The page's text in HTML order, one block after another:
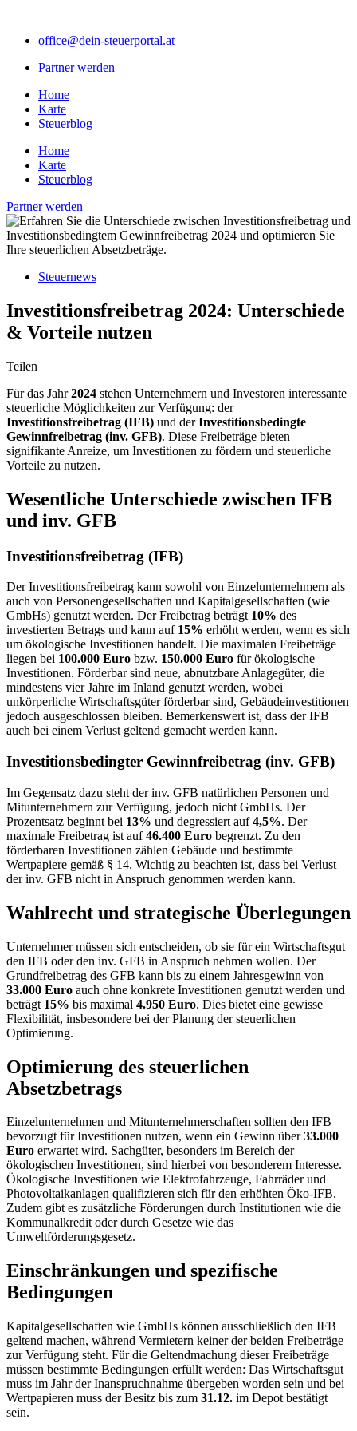
springenoffice@dein-steuerportal.at
Partner werden
Home
Karte
Steuerblog
Home
Karte
Steuerblog
Partner werden
Steuernews
Investitionsfreibetrag 2024: Unterschiede
& Vorteile nutzen
Teilen
Für das Jahr2024 stehen Unternehmern und Investoren interessante
steuerliche Möglichkeiten zur Verfügung: der
Investitionsfreibetrag (IFB) und derInvestitionsbedingte
Gewinnfreibetrag (inv. GFB). Diese Freibeträge bieten
signifikante Anreize, um Investitionen zu fördern und steuerliche
Vorteile zu nutzen.
Wesentliche Unterschiede zwischen IFB
und inv. GFB
Investitionsfreibetrag (IFB)
Der Investitionsfreibetrag kann sowohl von Einzelunternehmern als
auch von Personengesellschaften und Kapitalgesellschaften (wie
GmbHs) genutzt werden. Der Freibetrag beträgt 10% des
investierten Betrags und kann auf 15% erhöht werden, wenn es sich
um ökologische Investitionen handelt. Die maximalen Freibeträge
liegen bei 100.000 Euro bzw. 150.000 Euro für ökologische
Investitionen. Förderbar sind neue, abnutzbare Anlagegüter, die
mindestens vier Jahre im Inland genutzt werden, wobei
unkörperliche Wirtschaftsgüter förderbar sind, Gebäudeinvestitionen
jedoch ausgeschlossen bleiben. Bemerkenswert ist, dass der IFB
auch bei einem Verlust geltend gemacht werden kann.
Investitionsbedingter Gewinnfreibetrag (inv. GFB)
Im Gegensatz dazu steht der inv. GFB natürlichen Personen und
Mitunternehmern zur Verfügung, jedoch nicht GmbHs. Der
Prozentsatz beginnt bei 13% und degressiert auf4,5%. Der
maximale Freibetrag ist auf46.400 Euro begrenzt. Zu den
förderbaren Investitionen zählen Gebäude und bestimmte
Wertpapiere gemäß § 14. Wichtig zu beachten ist, dass bei Verlust
der inv. GFB nicht in Anspruch genommen werden kann.
Wahlrecht und strategische Überlegungen
Unternehmer müssen sich entscheiden, ob sie für ein Wirtschaftsgut
den IFB oder den inv. GFB in Anspruch nehmen wollen. Der
Grundfreibetrag des GFB kann bis zu einem Jahresgewinn von
33.000 Euro auch ohne konkrete Investitionen genutzt werden und
beträgt 15% bis maximal 4.950 Euro. Dies bietet eine gewisse
Flexibilität, insbesondere bei der Planung der steuerlichen
Optimierung.
Optimierung des steuerlichen
Absetzbetrags
Einzelunternehmen und Mitunternehmerschaften sollten den IFB
bevorzugt für Investitionen nutzen, wenn ein Gewinn über33.000
Euro erwartet wird. Sachgüter, besonders im Bereich der
ökologischen Investitionen, sind hierbei von besonderem Interesse.
Ökologische Investitionen wie Elektrofahrzeuge, Fahrräder und
Photovoltaikanlagen qualifizieren sich für den erhöhten Öko-IFB.
Zudem gibt es zusätzliche Förderungen durch Institutionen wie die
Kommunalkredit oder durch Gesetze wie das
Umweltförderungsgesetz.
Einschränkungen und spezifische
Bedingungen
Kapitalgesellschaften wie GmbHs können ausschließlich den IFB
geltend machen, während Vermietern keiner der beiden Freibeträge
zur Verfügung steht. Für die Geltendmachung dieser Freibeträge
müssen bestimmte Bedingungen erfüllt werden: Das Wirtschaftsgut
muss im Jahr der Inanspruchnahme übergeben worden sein und bei
Wertpapieren muss der Besitz bis zum 31.12. im Depot bestätigt
sein.